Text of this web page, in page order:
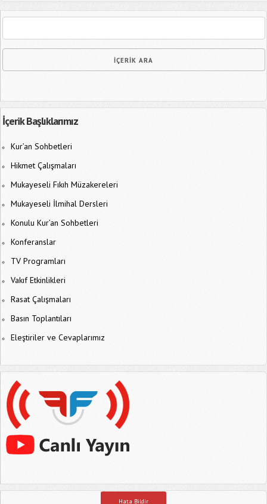
İçerik Başlıklarımız
Kur’an Sohbetleri
Hikmet Çalışmaları
Mukayeseli Fıkıh Müzakereleri
Mukayeseli İlmihal Dersleri
Konulu Kur’an Sohbetleri
Konferanslar
TV Programları
Vakıf Etkinlikleri
Rasat Çalışmaları
Basın Toplantıları
Eleştiriler ve Cevaplarımız
Hata Bildir